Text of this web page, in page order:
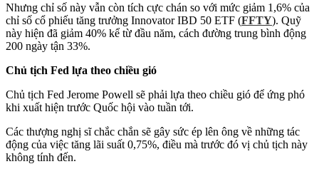
Nhưng chỉ số này vẫn còn tích cực chán so với mức giảm 1,6% của
chỉ số cổ phiếu tăng trưởng Innovator IBD 50 ETF (FFTY). Quỹ
này hiện đã giảm 40% kể từ đầu năm, cách đường trung bình động
200 ngày tận 33%.
Chủ tịch Fed lựa theo chiều gió
Chủ tịch Fed Jerome Powell sẽ phải lựa theo chiều gió để ứng phó
khi xuất hiện trước Quốc hội vào tuần tới.
Các thượng nghị sĩ chắc chắn sẽ gây sức ép lên ông về những tác
động của việc tăng lãi suất 0,75%, điều mà trước đó vị chủ tịch này
không tính đến.